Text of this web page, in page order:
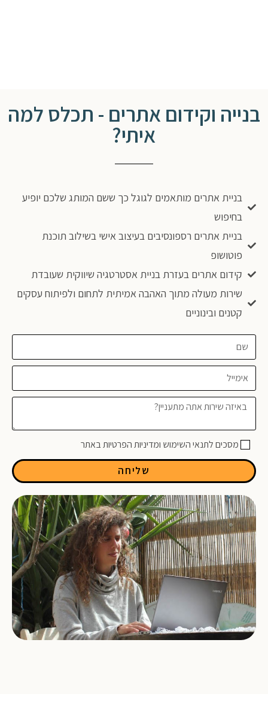
בנייה וקידום אתרים - תכלס למה
איתי?
בניית אתרים מותאמים לגוגל כך ששם המותג שלכם יופיע
בחיפוש
בניית אתרים רספונסיבים בעיצוב אישי בשילוב תוכנת
פוטושופ
קידום אתרים בעזרת בניית אסטרטגיה שיווקית שעובדת
שירות מעולה מתוך האהבה אמיתית לתחום ולפיתוח עסקים
קטנים ובינוניים
מסכים לתנאי השימוש ומדיניות הפרטיות באתר
שליחה